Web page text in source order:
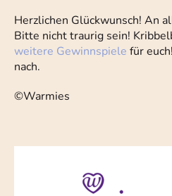
Herzlichen Glückwunsch! An
Bitte nicht traurig sein!
weitere Gewinnspiele für
nach.
©Warmies